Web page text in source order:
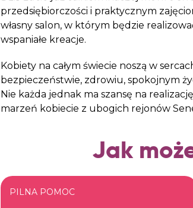
przedsiębiorczości i praktycznym
własny salon, w którym będzie
wspaniałe kreacje.
Kobiety na całym świecie noszą w
bezpieczeństwie, zdrowiu, spokojnym
Nie każda jednak ma szansę na
marzeń kobiecie z ubogich rejonów
Jak
PILNA POMOC